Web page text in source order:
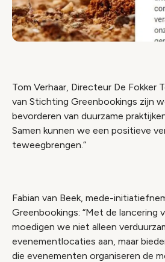
Tom Verhaar, Directeur De Fokker
van Stichting Greenbookings zijn
bevorderen van duurzame
Samen kunnen we een positieve
teweegbrengen.”
Fabian van Beek, mede-
Greenbookings: “Met de lancering
moedigen we niet alleen
evenementlocaties aan, maar
die evenementen organiseren de